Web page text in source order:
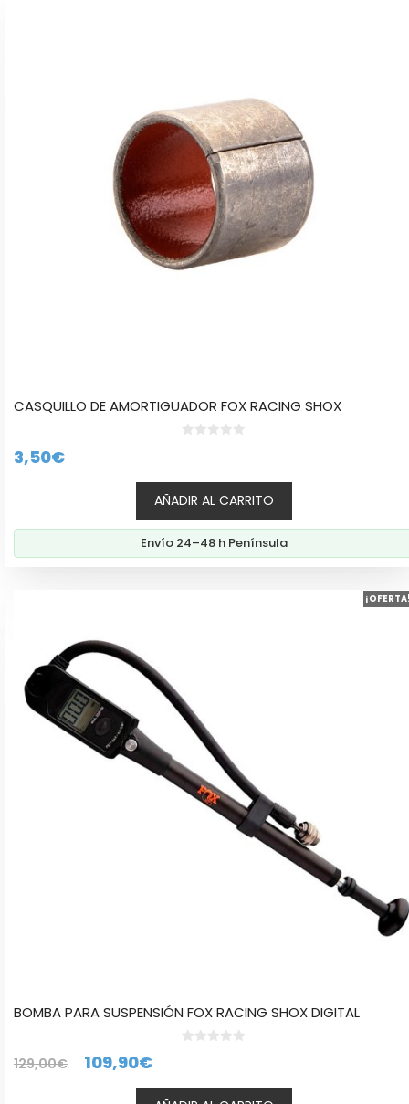
CASQUILLO DE AMORTIGUADOR FOX RACING SHOX
3,50€
AÑADIR AL CARRITO
Envío 24–48 h Península
BOMBA PARA SUSPENSIÓN FOX RACING SHOX DIGITAL
5
129,00€
El
precio
109,90€El
precio